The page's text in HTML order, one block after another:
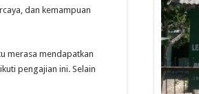
dan kemampuan
merasa mendapatkan
pengajian ini. Selain